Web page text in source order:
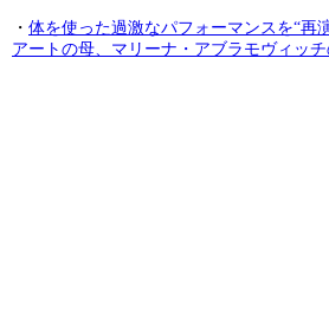
・ 体を使った過激なパフォーマンスを“再
アートの母、マリーナ・アブラモヴィッ